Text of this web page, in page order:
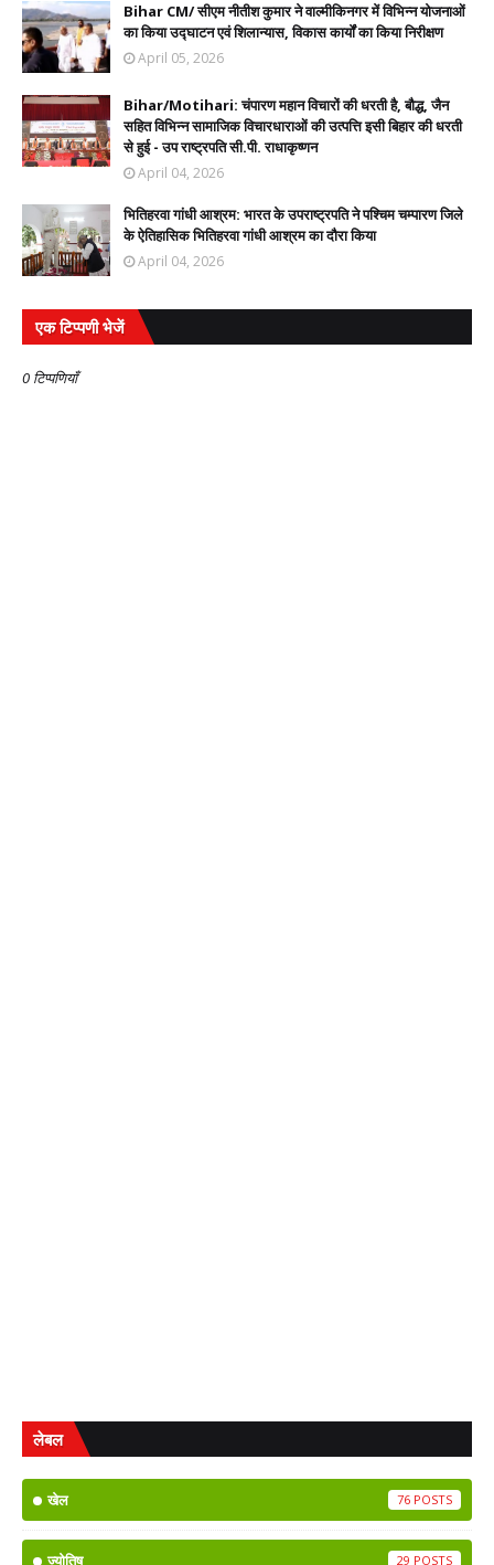
Bihar CM/ सीएम नीतीश कुमार ने वाल्मीकिनगर में विभिन्न योजनाओं
का किया उद्घाटन एवं शिलान्यास, विकास कार्यों का किया निरीक्षण
April 05, 2026
Bihar/Motihari: चंपारण महान विचारों की धरती है, बौद्ध, जैन
सहित विभिन्न सामाजिक विचारधाराओं की उत्पत्ति इसी बिहार की धरती
से हुई - उप राष्ट्रपति सी.पी. राधाकृष्णन
April 04, 2026
भितिहरवा गांधी आश्रम: भारत के उपराष्ट्रपति ने पश्चिम चम्पारण जिले
के ऐतिहासिक भितिहरवा गांधी आश्रम का दौरा किया
April 04, 2026
एक टिप्पणी भेजें
0 टिप्पणियाँ
लेबल
खेल 76
ज्योतिष 29